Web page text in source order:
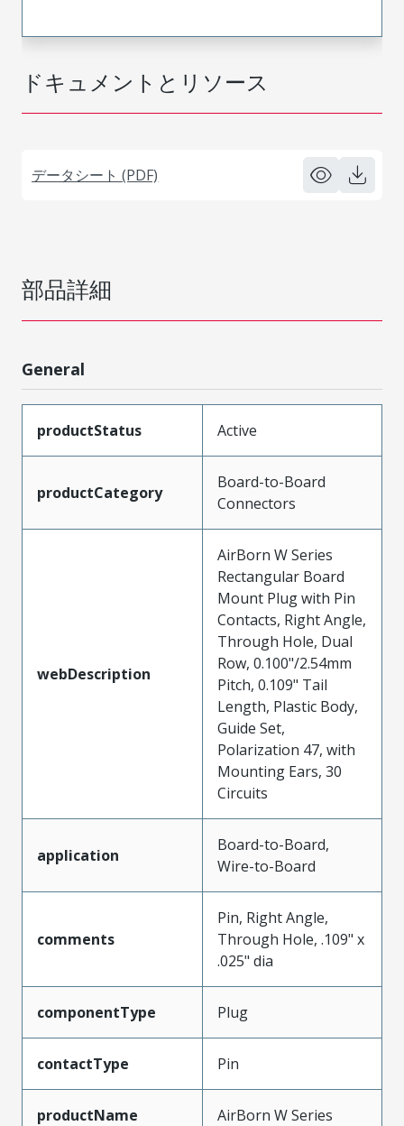
ドキュメントとリソース
データシート (PDF)
部品詳細
General
productStatus Active
productCategory
Board-to-Board
Connectors
webDescription
AirBorn W Series
Rectangular Board
Mount Plug with Pin
Contacts, Right Angle,
Through Hole, Dual
Row, 0.100"/2.54mm
Pitch, 0.109" Tail
Length, Plastic Body,
Guide Set,
Polarization 47, with
Mounting Ears, 30
Circuits
application
Board-to-Board,
Wire-to-Board
comments
Pin, Right Angle,
Through Hole, .109" x
.025" dia
componentType Plug
contactType Pin
productName AirBorn W Series